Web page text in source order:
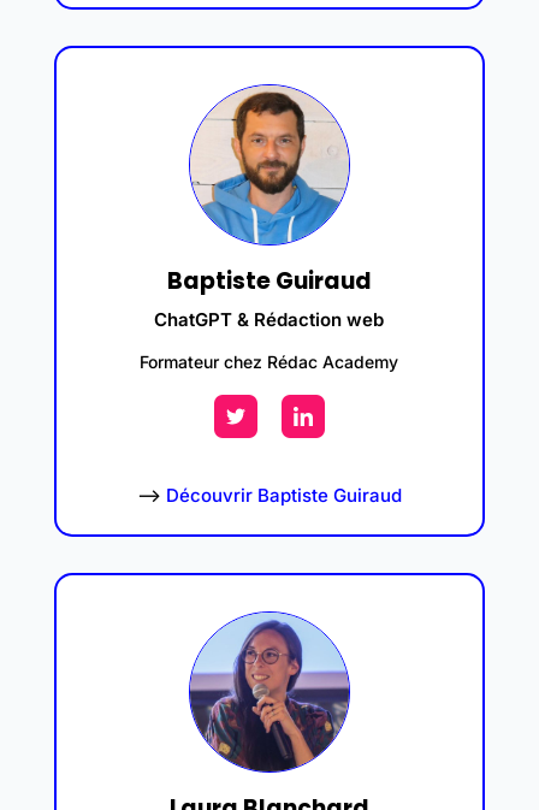
Baptiste Guiraud
ChatGPT & Rédaction web
Formateur chez Rédac Academy
–> Découvrir Baptiste Guiraud